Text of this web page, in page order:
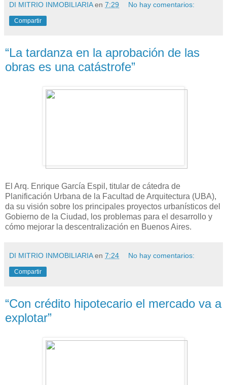
DI MITRIO INMOBILIARIA en 7:29 No hay comentarios:
Compartir
“La tardanza en la aprobación de las
obras es una catástrofe”
El Arq. Enrique García Espil, titular de cátedra de
Planificación Urbana de la Facultad de Arquitectura (UBA),
da su visión sobre los principales proyectos urbanísticos del
Gobierno de la Ciudad, los problemas para el desarrollo y
cómo mejorar la descentralización en Buenos Aires.
DI MITRIO INMOBILIARIA en 7:24 No hay comentarios:
Compartir
“Con crédito hipotecario el mercado va a
explotar”